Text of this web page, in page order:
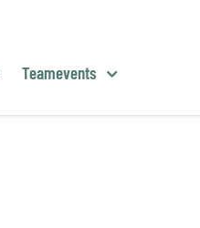
Teamevents